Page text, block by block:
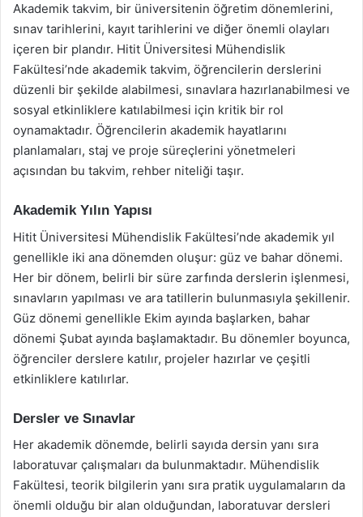
Akademik takvim, bir üniversitenin öğretim dönemlerini,
sınav tarihlerini, kayıt tarihlerini ve diğer önemli olayları
içeren bir plandır. Hitit Üniversitesi Mühendislik
Fakültesi’nde akademik takvim, öğrencilerin derslerini
düzenli bir şekilde alabilmesi, sınavlara hazırlanabilmesi ve
sosyal etkinliklere katılabilmesi için kritik bir rol
oynamaktadır. Öğrencilerin akademik hayatlarını
planlamaları, staj ve proje süreçlerini yönetmeleri
açısından bu takvim, rehber niteliği taşır.
Akademik Yılın Yapısı
Hitit Üniversitesi Mühendislik Fakültesi’nde akademik yıl
genellikle iki ana dönemden oluşur: güz ve bahar dönemi.
Her bir dönem, belirli bir süre zarfında derslerin işlenmesi,
sınavların yapılması ve ara tatillerin bulunmasıyla şekillenir.
Güz dönemi genellikle Ekim ayında başlarken, bahar
dönemi Şubat ayında başlamaktadır. Bu dönemler boyunca,
öğrenciler derslere katılır, projeler hazırlar ve çeşitli
etkinliklere katılırlar.
Dersler ve Sınavlar
Her akademik dönemde, belirli sayıda dersin yanı sıra
laboratuvar çalışmaları da bulunmaktadır. Mühendislik
Fakültesi, teorik bilgilerin yanı sıra pratik uygulamaların da
önemli olduğu bir alan olduğundan, laboratuvar dersleri